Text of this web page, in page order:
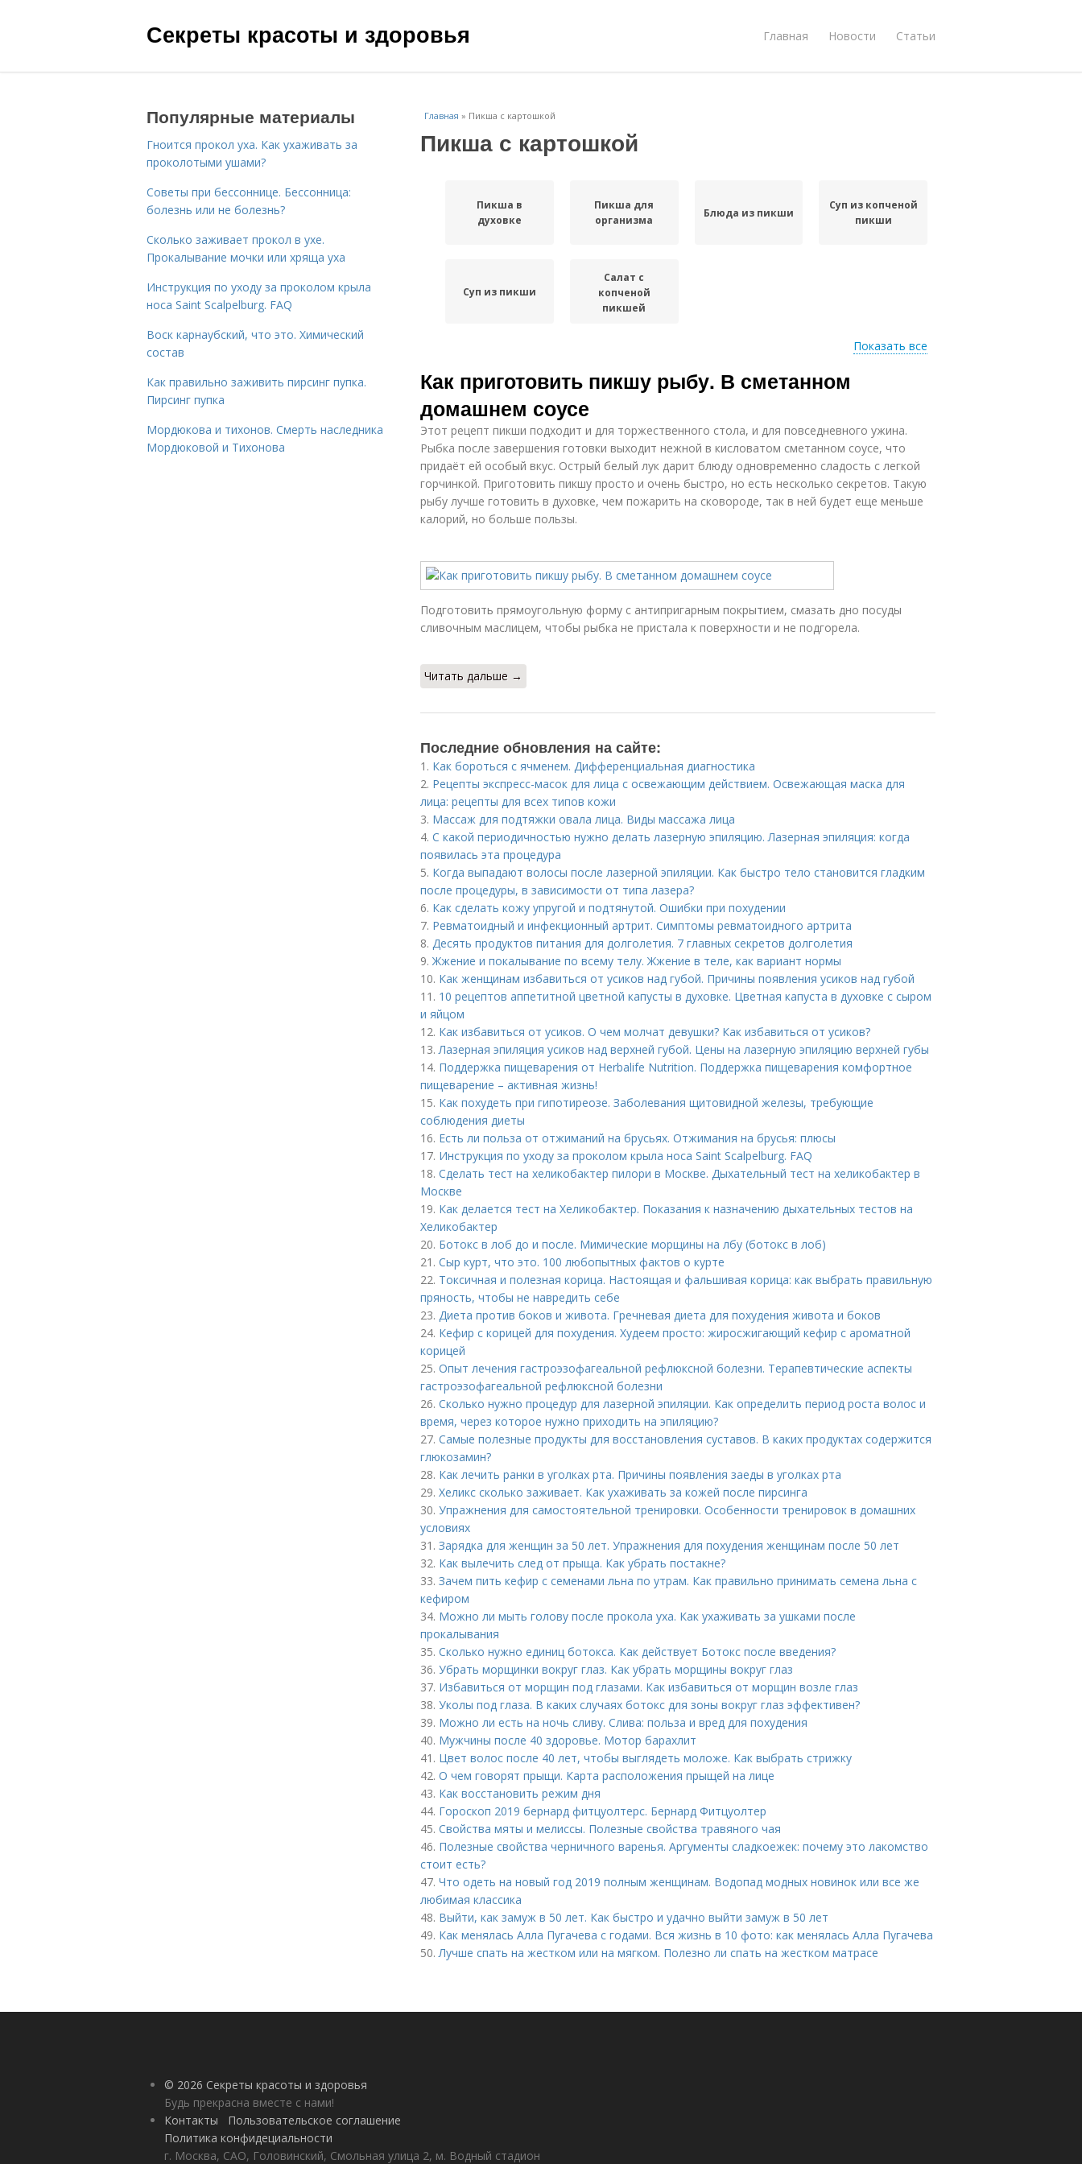
Секреты красоты и здоровья Главная Новости Статьи
Главная » Пикша с картошкой
Пикша с картошкой
Пикша в
духовке
Пикша для
организма
Блюда из пикши
Суп из копченой
пикши
Суп из пикши
Салат с
копченой
пикшей
Показать все
Как приготовить пикшу рыбу. В сметанном
домашнем соусе
Этот рецепт пикши подходит и для торжественного стола, и для повседневного ужина.
Рыбка после завершения готовки выходит нежной в кисловатом сметанном соусе, что
придаёт ей особый вкус. Острый белый лук дарит блюду одновременно сладость с легкой
горчинкой. Приготовить пикшу просто и очень быстро, но есть несколько секретов. Такую
рыбу лучше готовить в духовке, чем пожарить на сковороде, так в ней будет еще меньше
калорий, но больше пользы.
Подготовить прямоугольную форму с антипригарным покрытием, смазать дно посуды
сливочным маслицем, чтобы рыбка не пристала к поверхности и не подгорела.
Читать дальше →
Последние обновления на сайте:
1. Как бороться с ячменем. Дифференциальная диагностика
2. Рецепты экспресс-масок для лица с освежающим действием. Освежающая маска для
лица: рецепты для всех типов кожи
3. Массаж для подтяжки овала лица. Виды массажа лица
4. С какой периодичностью нужно делать лазерную эпиляцию. Лазерная эпиляция: когда
появилась эта процедура
5. Когда выпадают волосы после лазерной эпиляции. Как быстро тело становится гладким
после процедуры, в зависимости от типа лазера?
6. Как сделать кожу упругой и подтянутой. Ошибки при похудении
7. Ревматоидный и инфекционный артрит. Симптомы ревматоидного артрита
8. Десять продуктов питания для долголетия. 7 главных секретов долголетия
9.Жжение и покалывание по всему телу. Жжение в теле, как вариант нормы
10. Как женщинам избавиться от усиков над губой. Причины появления усиков над губой
11. 10 рецептов аппетитной цветной капусты в духовке. Цветная капуста в духовке с сыром
и яйцом
12. Как избавиться от усиков. О чем молчат девушки? Как избавиться от усиков?
13.Лазерная эпиляция усиков над верхней губой. Цены на лазерную эпиляцию верхней губы
14. Поддержка пищеварения от Herbalife Nutrition. Поддержка пищеварения комфортное
пищеварение – активная жизнь!
15. Как похудеть при гипотиреозе. Заболевания щитовидной железы, требующие
соблюдения диеты
16. Есть ли польза от отжиманий на брусьях. Отжимания на брусья: плюсы
17. Инструкция по уходу за проколом крыла носа Saint Scalpelburg. FAQ
18. Сделать тест на хеликобактер пилори в Москве. Дыхательный тест на хеликобактер в
Москве
19. Как делается тест на Хеликобактер. Показания к назначению дыхательных тестов на
Хеликобактер
20. Ботокс в лоб до и после. Мимические морщины на лбу (ботокс в лоб)
21. Сыр курт, что это. 100 любопытных фактов о курте
22. Токсичная и полезная корица. Настоящая и фальшивая корица: как выбрать правильную
пряность, чтобы не навредить себе
23. Диета против боков и живота. Гречневая диета для похудения живота и боков
24. Кефир с корицей для похудения. Худеем просто: жиросжигающий кефир с ароматной
корицей
25. Опыт лечения гастроэзофагеальной рефлюксной болезни. Терапевтические аспекты
гастроэзофагеальной рефлюксной болезни
26. Сколько нужно процедур для лазерной эпиляции. Как определить период роста волос и
время, через которое нужно приходить на эпиляцию?
27. Самые полезные продукты для восстановления суставов. В каких продуктах содержится
глюкозамин?
28. Как лечить ранки в уголках рта. Причины появления заеды в уголках рта
29. Хеликс сколько заживает. Как ухаживать за кожей после пирсинга
30. Упражнения для самостоятельной тренировки. Особенности тренировок в домашних
условиях
31. Зарядка для женщин за 50 лет. Упражнения для похудения женщинам после 50 лет
32. Как вылечить след от прыща. Как убрать постакне?
33. Зачем пить кефир с семенами льна по утрам. Как правильно принимать семена льна с
кефиром
34. Можно ли мыть голову после прокола уха. Как ухаживать за ушками после
прокалывания
35. Сколько нужно единиц ботокса. Как действует Ботокс после введения?
36. Убрать морщинки вокруг глаз. Как убрать морщины вокруг глаз
37. Избавиться от морщин под глазами. Как избавиться от морщин возле глаз
38. Уколы под глаза. В каких случаях ботокс для зоны вокруг глаз эффективен?
39. Можно ли есть на ночь сливу. Слива: польза и вред для похудения
40. Мужчины после 40 здоровье. Мотор барахлит
41. Цвет волос после 40 лет, чтобы выглядеть моложе. Как выбрать стрижку
42. О чем говорят прыщи. Карта расположения прыщей на лице
43. Как восстановить режим дня
44. Гороскоп 2019 бернард фитцуолтерс. Бернард Фитцуолтер
45. Свойства мяты и мелиссы. Полезные свойства травяного чая
46. Полезные свойства черничного варенья. Аргументы сладкоежек: почему это лакомство
стоит есть?
47. Что одеть на новый год 2019 полным женщинам. Водопад модных новинок или все же
любимая классика
48. Выйти, как замуж в 50 лет. Как быстро и удачно выйти замуж в 50 лет
49. Как менялась Алла Пугачева с годами. Вся жизнь в 10 фото: как менялась Алла Пугачева
50.Лучше спать на жестком или на мягком. Полезно ли спать на жестком матрасе
Популярные материалы
Гноится прокол уха. Как ухаживать за
проколотыми ушами?
Советы при бессоннице. Бессонница:
болезнь или не болезнь?
Сколько заживает прокол в ухе.
Прокалывание мочки или хряща уха
Инструкция по уходу за проколом крыла
носа Saint Scalpelburg. FAQ
Воск карнаубский, что это. Химический
состав
Как правильно заживить пирсинг пупка.
Пирсинг пупка
Мордюкова и тихонов. Смерть наследника
Мордюковой и Тихонова
© 2026 Секреты красоты и здоровья
Будь прекрасна вместе с нами!
Контакты
Пользовательское соглашение
Политика конфидециальности
г. Москва, САО, Головинский, Смольная улица 2, м. Водный стадион